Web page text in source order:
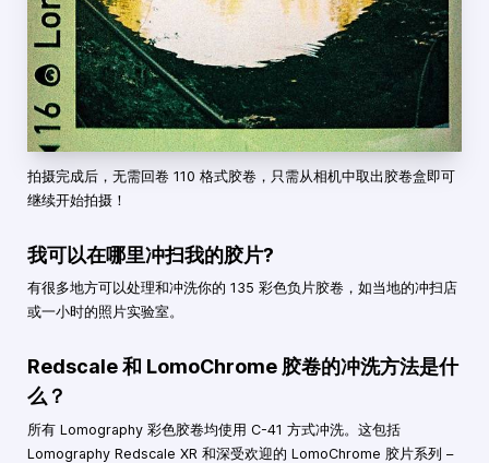
拍摄完成后，无需回卷 110 格式胶卷，只需从相机中取出胶卷盒即可
继续开始拍摄！
我可以在哪里冲扫我的胶片?
有很多地方可以处理和冲洗你的 135 彩色负片胶卷，如当地的冲扫店
或一小时的照片实验室。
Redscale 和 LomoChrome 胶卷的冲洗方法是什
么？
所有 Lomography 彩色胶卷均使用 C-41 方式冲洗。这包括
Lomography Redscale XR 和深受欢迎的 LomoChrome 胶片系列 –